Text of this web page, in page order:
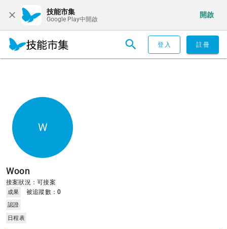
技能市集
Google Play中開啟
開啟
登入 註冊
W
Woon
接案狀況：可接案
成果 被追蹤數：0
認證
日程表